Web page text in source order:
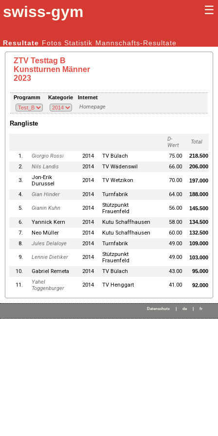
swiss-gym ☰
Kunstturnen Männer | Kunstturnen Frauen
Resultate Fotos Statistik Mannschafts-Resultate
ZTV Testtag B
Kunstturnen Männer
2023
Programm Kategorie Internet
Homepage
Rangliste
D-
Wert
Total
1. Giorgio Rossi 2014 TV Bülach 75.00 218.500
2. Nils Landis 2014 TV Wädenswil 66.00 206.000
3.
Jon-Erik
Durussel
2014 TV Wetzikon 70.00 197.000
4. Gian Hinder 2014 Turnfabrik 64.00 188.000
5. Gianin Kuhn 2014
Stützpunkt
Frauenfeld
56.00 145.500
6. Yannick Kern 2014 Kutu Schaffhausen 58.00 134.500
7. Neo Müller 2014 Kutu Schaffhausen 60.00 132.500
8. Jules Delaloye 2014 Turnfabrik 49.00 109.000
9. Lennie Dietiker 2014
Stützpunkt
Frauenfeld
49.00 103.000
10. Gabriel Remeta 2014 TV Bülach 43.00 95.000
11.
Yahel
Toggenburger
2014 TV Henggart 41.00 92.000
Datenschutz de fr